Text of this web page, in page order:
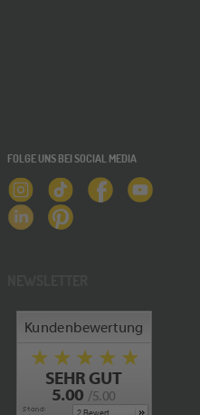
FOLGE UNS BEI SOCIAL MEDIA